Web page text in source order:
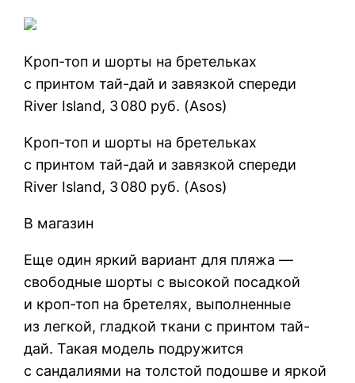
Кроп-топ и шорты на бретельках
с принтом тай-дай и завязкой спереди
River Island, 3 080 руб. (Asos)
Кроп-топ и шорты на бретельках
с принтом тай-дай и завязкой спереди
River Island, 3 080 руб. (Asos)
В магазин
Еще один яркий вариант для пляжа —
свободные шорты с высокой посадкой
и кроп-топ на бретелях, выполненные
из легкой, гладкой ткани с принтом тай-
дай. Такая модель подружится
с сандалиями на толстой подошве и яркой